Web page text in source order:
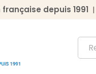
depuis 1991